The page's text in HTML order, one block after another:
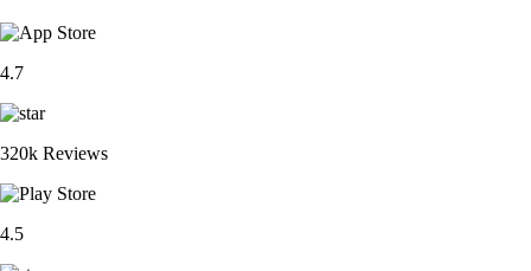
4.7
320k Reviews
4.5